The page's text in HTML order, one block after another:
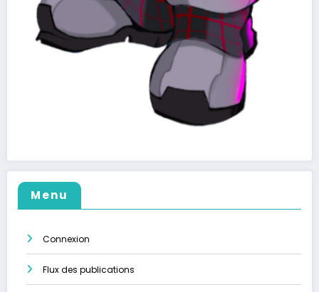
Menu
Connexion
Flux des publications